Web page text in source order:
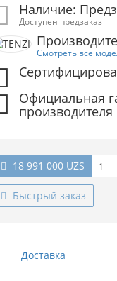
Наличие:
Доступен предзаказ
Смотреть все
Официальная
производителя
18 991 000 UZS
Быстрый заказ
Доставка